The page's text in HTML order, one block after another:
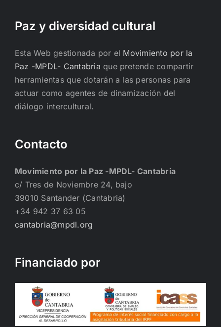
Paz y diversidad cultural
Esta Web gestionada por el Movimiento por la
Paz -MPDL- Cantabria que pretende compartir
herramientas que dotarán a las personas para
actuar como agentes de dinamización del
diálogo intercultural.
Contacto
Movimiento por la Paz -MPDL- Cantabria
c/ Tres de Noviembre 24, bajo
39010 Santander (Cantabria)
+34 942 37 63 05
cantabria@mpdl.org
Financiado por